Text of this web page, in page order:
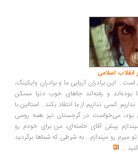
برادران آریایی ما و برادران وایکینگ،
و رفته‌اند جاهای خوب دنیا مسکن
نداریم از ما انتقاد بکند... استالین با
در گرجستان نیز همه روسی
پیش آقای خامنه‌ای، من برای خودم رو
رو میندازم... به شرطی که شماها برگردید